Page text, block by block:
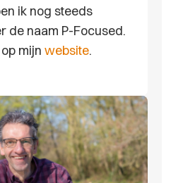
ik nog steeds
de naam P-Focused.
mijn website.